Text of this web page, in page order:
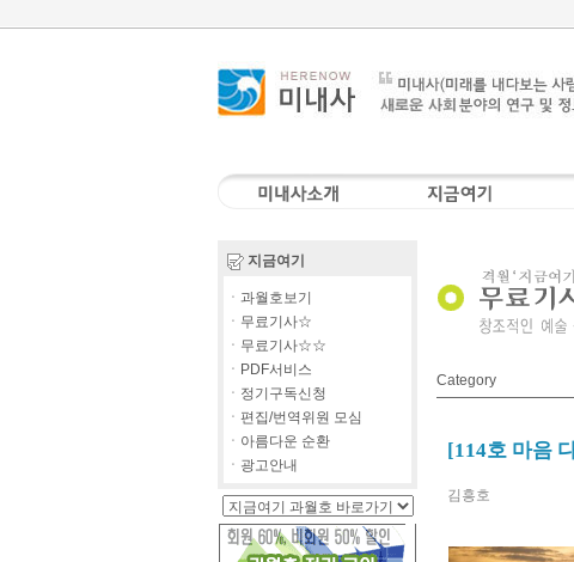
지금여기
ㆍ과월호보기
ㆍ무료기사☆
ㆍ무료기사☆☆
ㆍPDF서비스
ㆍ정기구독신청
ㆍ편집/번역위원 모심
ㆍ아름다운 순환
ㆍ광고안내
Category
[114호 마음
김흥호